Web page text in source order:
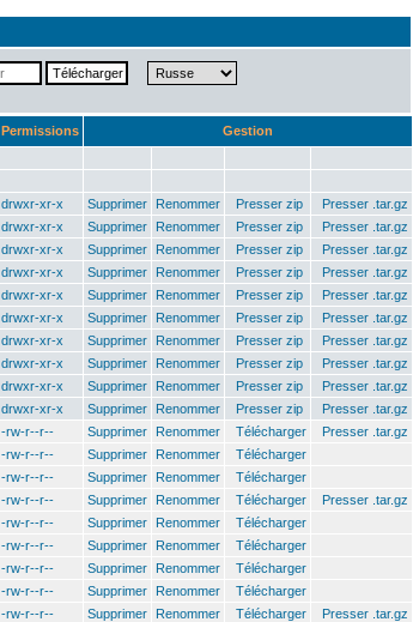
Permissions
Gestion
drwxr-xr-x Supprimer Renommer Presser zip
Presser .tar.gz
drwxr-xr-x Supprimer Renommer Presser zip
Presser .tar.gz
drwxr-xr-x Supprimer Renommer Presser zip
Presser .tar.gz
drwxr-xr-x Supprimer Renommer Presser zip
Presser .tar.gz
drwxr-xr-x Supprimer Renommer Presser zip
Presser .tar.gz
drwxr-xr-x Supprimer Renommer Presser zip
Presser .tar.gz
drwxr-xr-x Supprimer Renommer Presser zip
Presser .tar.gz
drwxr-xr-x Supprimer Renommer Presser zip
Presser .tar.gz
drwxr-xr-x Supprimer Renommer Presser zip
Presser .tar.gz
drwxr-xr-x Supprimer Renommer Presser zip
Presser .tar.gz
-rw-r--r-- Supprimer Renommer Télécharger
Presser .tar.gz
-rw-r--r-- Supprimer Renommer
Télécharger
-rw-r--r-- Supprimer Renommer
Télécharger
-rw-r--r-- Supprimer Renommer Télécharger
Presser .tar.gz
-rw-r--r-- Supprimer Renommer
Télécharger
-rw-r--r-- Supprimer Renommer
Télécharger
-rw-r--r-- Supprimer Renommer
Télécharger
-rw-r--r-- Supprimer Renommer
Télécharger
-rw-r--r-- Supprimer Renommer Télécharger
Presser .tar.gz